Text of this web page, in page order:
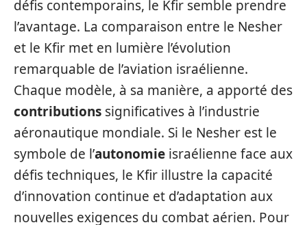
défis contemporains, le Kfir semble prendre
l’avantage. La comparaison entre le Nesher
et le Kfir met en lumière l’évolution
remarquable de l’aviation israélienne.
Chaque modèle, à sa manière, a apporté des
contributions significatives à l’industrie
aéronautique mondiale. Si le Nesher est le
symbole de l’autonomie israélienne face aux
défis techniques, le Kfir illustre la capacité
d’innovation continue et d’adaptation aux
nouvelles exigences du combat aérien. Pour